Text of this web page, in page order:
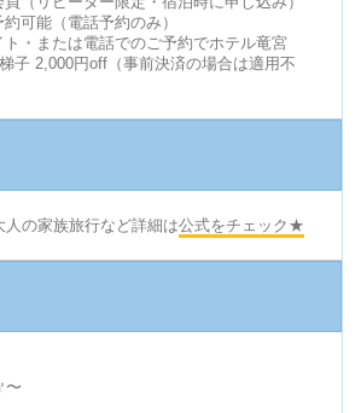
可能（電話予約のみ）
・または電話でのご予約でホテル竜宮
子 2,000円off（事前決済の場合は適用不
の家族旅行など詳細は公式をチェック★
〜